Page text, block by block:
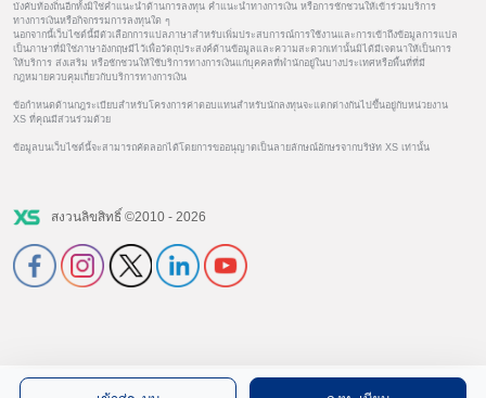
บังคับท้องถิ่นอีกทั้งมิใช่คำแนะนำด้านการลงทุน คำแนะนำทางการเงิน หรือการชักชวนให้เข้าร่วมบริการ
ทางการเงินหรือกิจกรรมการลงทุนใด ๆ
นอกจากนี้เว็บไซต์นี้มีตัวเลือกการแปลภาษาสำหรับเพิ่มประสบการณ์การใช้งานและการเข้าถึงข้อมูลการแปล
เป็นภาษาที่มิใช่ภาษาอังกฤษมีไว้เพื่อวัตถุประสงค์ด้านข้อมูลและความสะดวกเท่านั้นมิได้มีเจตนาให้เป็นการ
ให้บริการ ส่งเสริม หรือชักชวนให้ใช้บริการทางการเงินแก่บุคคลที่พำนักอยู่ในบางประเทศหรือพื้นที่ที่มี
กฎหมายควบคุมเกี่ยวกับบริการทางการเงิน
ข้อกำหนดด้านกฎระเบียบสำหรับโครงการค่าตอบแทนสำหรับนักลงทุนจะแตกต่างกันไปขึ้นอยู่กับหน่วยงาน
XS ที่คุณมีส่วนร่วมด้วย
ข้อมูลบนเว็บไซต์นี้จะสามารถคัดลอกได้โดยการขออนุญาตเป็นลายลักษณ์อักษรจากบริษัท XS เท่านั้น
สงวนลิขสิทธิ์ ©2010 - 2026